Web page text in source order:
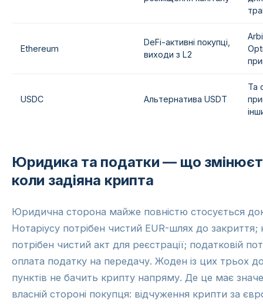
Ethereum
DeFi-активні покупці,
виходи з L2
USDC Альтернатива USDT
Та
Юридика та податки — що
коли задіяна крипта
Юридична сторона майже повністю стосується
Нотаріусу потрібен чистий EUR-шлях до закриття;
потрібен чистий акт для реєстрації; податковій
оплата податку на передачу. Жоден із цих трьох
пунктів не бачить крипту напряму. Де це має
власній стороні покупця: відчуження крипти за